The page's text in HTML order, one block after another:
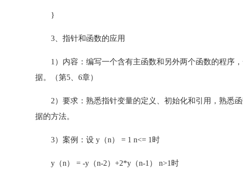
}
3、指针和函数的应用
1）内容：编写一个含有主函数和另外两个函数的程序，
据。（第5、6章）
2）要求：熟悉指针变量的定义、初始化和引用，熟悉函
据的方法。
3）案例：设 y（n） = 1 n<= 1时
y（n） = -y（n-2）+2*y（n-1） n>1时